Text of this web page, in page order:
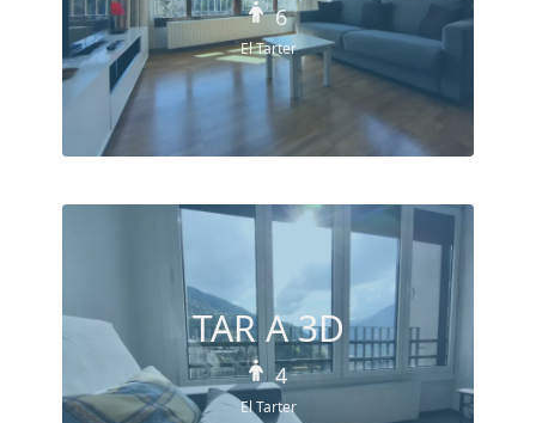
6
El Tarter
TAR A 3D
4
El Tarter